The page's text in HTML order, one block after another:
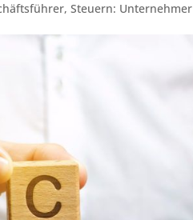
,Steuern: Unternehmer